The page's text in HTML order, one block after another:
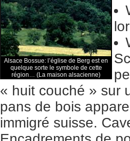
Alsace Bossue: l’église de Berg est en
quelque sorte le symbole de cette
région… (La maison alsacienne)
« huit couché » sur
pans de bois
immigré suisse.